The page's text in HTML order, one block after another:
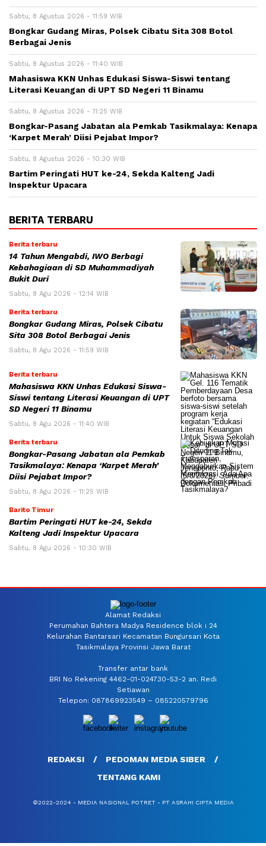
Sabtu, 8 Agustus 2026 - 11:59 WIB
Bongkar Gudang Miras, Polsek Cibatu Sita 308 Botol
Berbagai Jenis
Sabtu, 8 Agustus 2026 - 11:40 WIB
Mahasiswa KKN Unhas Edukasi Siswa-Siswi tentang
Literasi Keuangan di UPT SD Negeri 11 Binamu
Sabtu, 8 Agustus 2026 - 11:25 WIB
Bongkar-Pasang Jabatan ala Pemkab Tasikmalaya: Kenapa
‘Karpet Merah’ Diisi Pejabat Impor?
Sabtu, 8 Agustus 2026 - 10:30 WIB
Bartim Peringati HUT ke-24, Sekda Kalteng Jadi
Inspektur Upacara
BERITA TERBARU
Berita terbaru
14 Tahun Mengabdi, IWO Berbagi
Kebahagiaan di SD Muhammadiyah
Bukit Duri
Sabtu, 8 Agu 2026 - 12:14 WIB
Berita terbaru
Bongkar Gudang Miras, Polsek Cibatu
Sita 308 Botol Berbagai Jenis
Sabtu, 8 Agu 2026 - 11:59 WIB
Berita terbaru
Mahasiswa KKN Unhas Edukasi Siswa-
Siswi tentang Literasi Keuangan di UPT
SD Negeri 11 Binamu
Sabtu, 8 Agu 2026 - 11:40 WIB
Berita terbaru
Bongkar-Pasang Jabatan ala Pemkab
Tasikmalaya: Kenapa ‘Karpet Merah’
Diisi Pejabat Impor?
Sabtu, 8 Agu 2026 - 11:25 WIB
Barito Timur
Bartim Peringati HUT ke-24, Sekda
Kalteng Jadi Inspektur Upacara
Sabtu, 8 Agu 2026 - 10:30 WIB
Alamat Redaksi
Perumahan Bahtera Madya Residence blok i 24
Kelurahan Bantarsari Kecamatan Bungursari Kota
Tasikmalaya Provinsi Jawa Barat
Transfer antar bank
BRI No Rekening 4462-01-024730-53-2 an. Redi
Setiawan
Telepon: 087869923549 – 085220579796
REDAKSI
PEDOMAN MEDIA SIBER
TENTANG KAMI
©2022-2024 - MEDIA NASIONAL POTRET - PT ASRAHI CIPTA MEDIA